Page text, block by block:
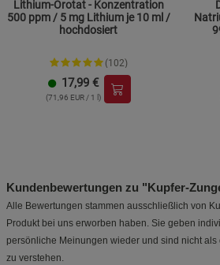
Lithium-Orotat - Konzentration
500 ppm / 5 mg Lithium je 10 ml /
hochdosiert
(102)
17,99 €
(71,96 EUR / 1 l)
Kundenbewertungen zu "Kupfer-
Alle Bewertungen stammen ausschließlich von
Produkt bei uns erworben haben. Sie geben
persönliche Meinungen wieder und sind nicht als
zu verstehen.